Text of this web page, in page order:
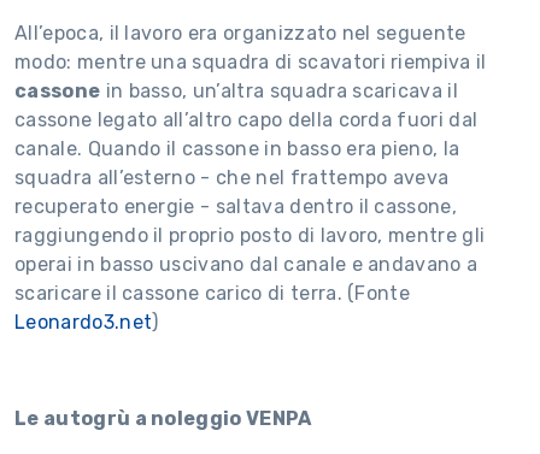
All’epoca, il lavoro era organizzato nel seguente
modo: mentre una squadra di scavatori riempiva il
cassone in basso, un’altra squadra scaricava il
cassone legato all’altro capo della corda fuori dal
canale. Quando il cassone in basso era pieno, la
squadra all’esterno - che nel frattempo aveva
recuperato energie - saltava dentro il cassone,
raggiungendo il proprio posto di lavoro, mentre gli
operai in basso uscivano dal canale e andavano a
scaricare il cassone carico di terra. (Fonte
Leonardo3.net)
Le autogrù a noleggio VENPA